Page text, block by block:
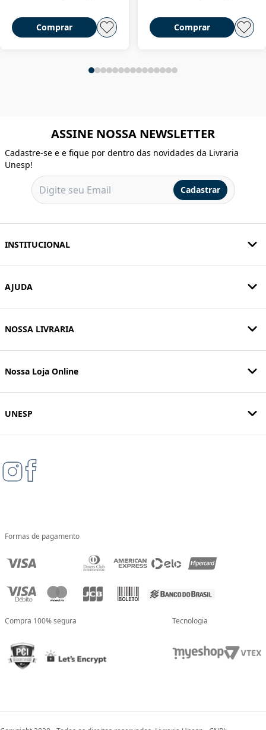
Comprar Comprar
ASSINE NOSSA NEWSLETTER
Cadastre-se e e fique por dentro das novidades da Livraria
Unesp!
Cadastrar
INSTITUCIONAL
AJUDA
NOSSA LIVRARIA
Nossa Loja Online
UNESP
Formas de pagamento
Compra 100% segura Tecnologia